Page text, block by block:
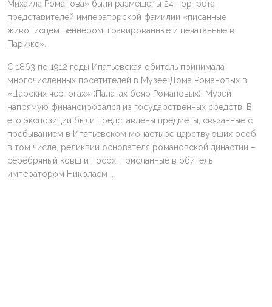
Михаила Романова» были размещены 24 портрета
представителей императорской фамилии «писанные
живописцем Беннером, гравированные и печатанные в
Париже».
С 1863 по 1912 годы Ипатьевская обитель принимала
многочисленных посетителей в Музее Дома Романовых в
«Царских чертогах» (Палатах бояр Романовых). Музей
напрямую финансировался из государственных средств. В
его экспозиции были представлены предметы, связанные с
пребыванием в Ипатьевском монастыре царствующих особ,
в том числе, реликвии основателя романовской династии –
серебряный ковш и посох, присланные в обитель
императором Николаем I.